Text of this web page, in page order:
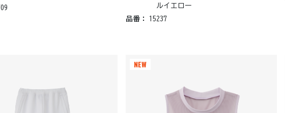
ルイエロー
品番：
15237
NEW